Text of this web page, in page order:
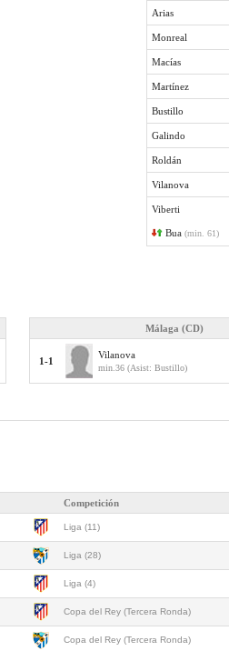
Arias
Monreal
Macías
Martínez
Bustillo
Galindo
Roldán
Vilanova
Viberti
Bua (min. 61)
Málaga (CD)
1-1
Vilanova
min.36 (Asist: Bustillo)
Competición
Liga (11)
Liga (28)
Liga (4)
Copa del Rey (Tercera Ronda)
Copa del Rey (Tercera Ronda)